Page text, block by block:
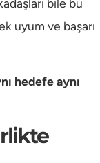
bile bu
uyum ve başarı
hedefe aynı